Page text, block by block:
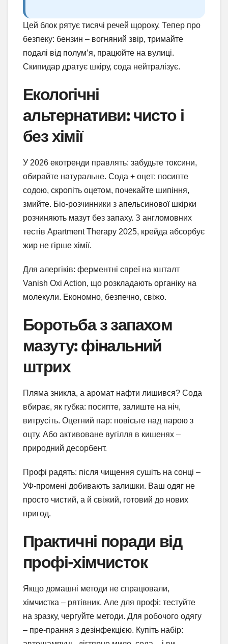
Цей блок рятує тисячі речей щороку. Тепер про
безпеку: бензин – вогняний звір, тримайте
подалі від полум’я, працюйте на вулиці.
Скипидар дратує шкіру, сода нейтралізує.
Екологічні
альтернативи: чисто і
без хімії
У 2026 екотренди правлять: забудьте токсини,
обирайте натуральне. Сода + оцет: посипте
содою, скропіть оцетом, почекайте шипіння,
змийте. Біо-розчинники з апельсинової шкірки
розчиняють мазут без запаху. З англомовних
тестів Apartment Therapy 2025, крейда абсорбує
жир не гірше хімії.
Для алергіків: ферментні спреї на кшталт
Vanish Oxi Action, що розкладають органіку на
молекули. Економно, безпечно, свіжо.
Боротьба з запахом
мазуту: фінальний
штрих
Пляма зникла, а аромат нафти лишився? Сода
вбирає, як губка: посипте, залиште на ніч,
витрусіть. Оцетний пар: повісьте над парою з
оцту. Або активоване вугілля в кишенях –
природний десорбент.
Профі радять: після чищення сушіть на сонці –
УФ-промені добивають залишки. Ваш одяг не
просто чистий, а й свіжий, готовий до нових
пригод.
Практичні поради від
профі-хімчисток
Якщо домашні методи не спрацювали,
хімчистка – рятівник. Але для профі: тестуйте
на зразку, чергуйте методи. Для робочого одягу
– пре-прання з дезінфекцією. Купіть набір: